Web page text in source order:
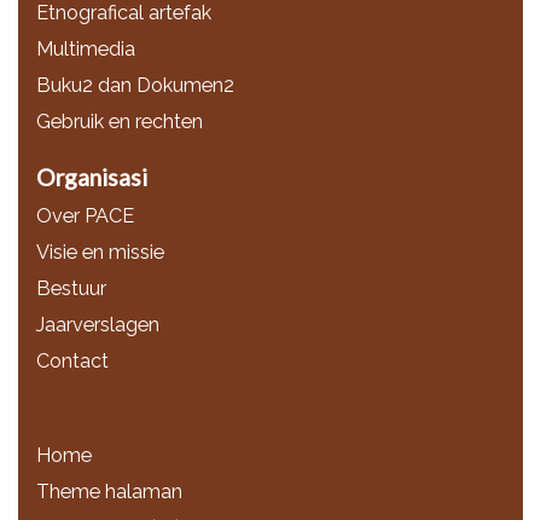
Etnografical artefak
Multimedia
Buku2 dan Dokumen2
Gebruik en rechten
Organisasi
Over PACE
Visie en missie
Bestuur
Jaarverslagen
Contact
Home
Theme halaman